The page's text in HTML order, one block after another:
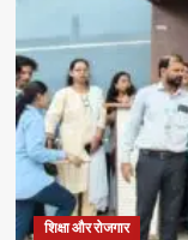
बर्दाश्त
नहीं
होगा:
रवि
प्रकाश
अग्रवाल
शिक्षा और रोजगार